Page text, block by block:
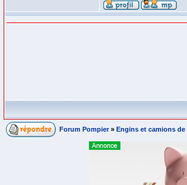
Forum Pompier » Engins et camions de